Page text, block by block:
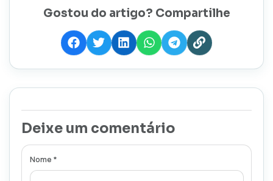
Gostou do artigo? Compartilhe
Deixe um comentário
Nome *